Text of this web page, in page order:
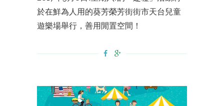
於在鮮為人用的葵芳榮芳街街市天台兒童
遊樂場舉行，善用閒置空間！